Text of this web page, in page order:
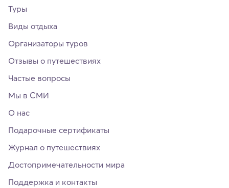
Туры
Виды отдыха
Организаторы туров
Отзывы о путешествиях
Частые вопросы
Мы в СМИ
О нас
Подарочные сертификаты
Журнал о путешествиях
Достопримечательности мира
Поддержка и контакты